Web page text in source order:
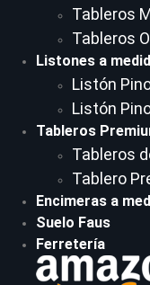
Tableros
Tableros
Listones a
Listón
Listón
Tableros
Tableros
Tablero
Encimeras a
Suelo Faus
Ferretería